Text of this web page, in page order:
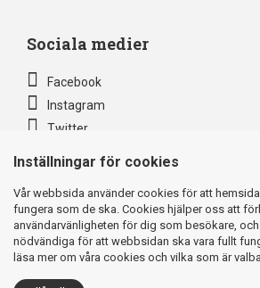
Sociala medier
Facebook
Instagram
Twitter
Säkra
Inställningar för cookies
Vår webbsida använder cookies för att
fungera som de ska. Cookies hjälper oss att
användarvänligheten för dig som besökare,
nödvändiga för att webbsidan ska vara fullt
läsa mer om våra cookies och vilka som är